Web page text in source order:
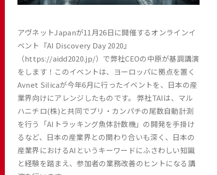
アヴネットJapanが11月26日に開催するオンラインイ
ベント『AI Discovery Day 2020』
（https://aidd2020.jp/）で弊社CEOの中原が基調講演
をします！このイベントは、ヨーロッパに拠点を置く
Avnet Silicaが今年6月に行ったイベントを、日本の産
業界向けにアレンジしたものです。 弊社TAIは、マル
ハニチロ(株)と共同でブリ・カンパチの尾数自動計測
を行う「AIトラッキング魚体計数機」の開発を手掛け
るなど、日本の産業界との関わり合いも深く、日本の
産業界におけるAIというキーワードにふさわしい知識
と経験を踏まえ、参加者の業務改善のヒントになる講